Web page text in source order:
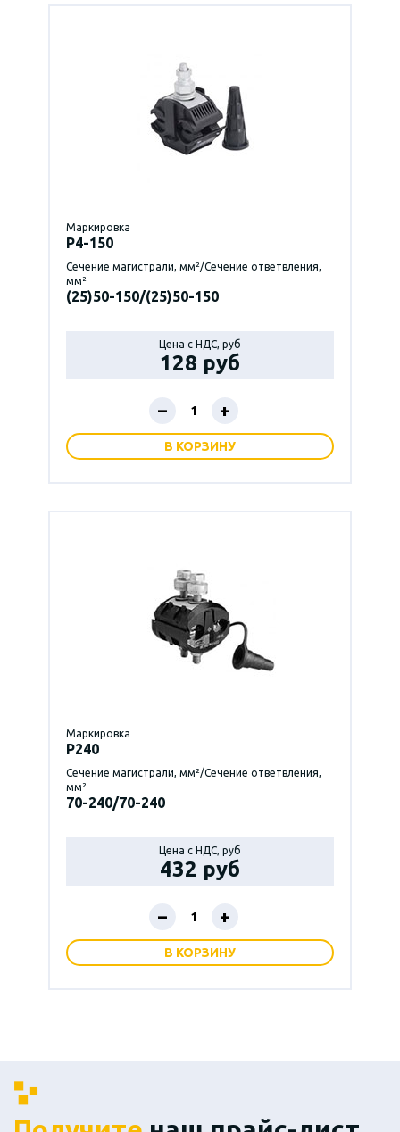
Маркировка
P4-150
Сечение магистрали, мм²/Сечение ответвления,
мм²
(25)50-150/(25)50-150
Цена с НДС, руб
128 руб
– +
В КОРЗИНУ
Маркировка
P240
Сечение магистрали, мм²/Сечение ответвления,
мм²
70-240/70-240
Цена с НДС, руб
432 руб
– +
В КОРЗИНУ